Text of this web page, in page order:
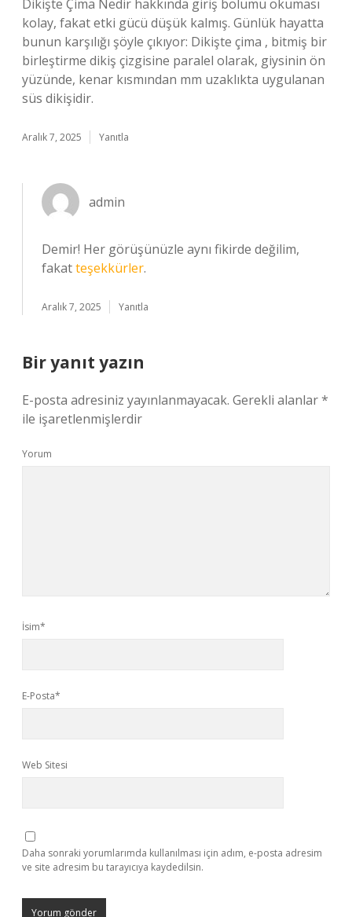
Dikişte Çima Nedir hakkında giriş bölümü okuması
kolay, fakat etki gücü düşük kalmış. Günlük hayatta
bunun karşılığı şöyle çıkıyor: Dikişte çima , bitmiş bir
birleştirme dikiş çizgisine paralel olarak, giysinin ön
yüzünde, kenar kısmından mm uzaklıkta uygulanan
süs dikişidir.
Aralık 7, 2025 Yanıtla
admin
Demir! Her görüşünüzle aynı fikirde değilim,
fakatteşekkürler.
Aralık 7, 2025 Yanıtla
Bir yanıt yazın
E-posta adresiniz yayınlanmayacak. Gerekli alanlar*
ile işaretlenmişlerdir
Yorum
İsim*
E-Posta*
Web Sitesi
Daha sonraki yorumlarımda kullanılması için adım, e-posta adresim
ve site adresim bu tarayıcıya kaydedilsin.